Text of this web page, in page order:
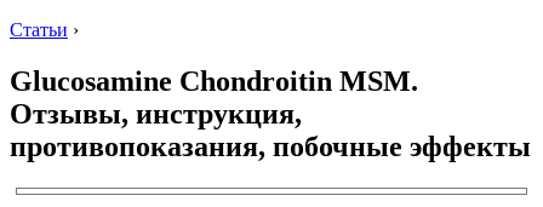
Статьи ›
Glucosamine Chondroitin MSM.
Отзывы, инструкция,
противопоказания, побочные эффекты